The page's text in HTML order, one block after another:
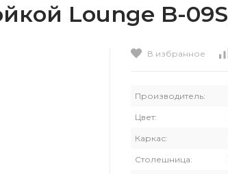
Lounge B-
В избранное
Производитель:
Цвет:
Каркас:
Столешница: